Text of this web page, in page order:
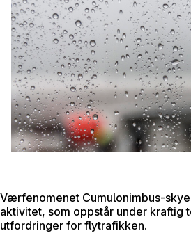
Værfenomenet Cumulonimbus-
aktivitet, som oppstår under kraftig
utfordringer for flytrafikken.